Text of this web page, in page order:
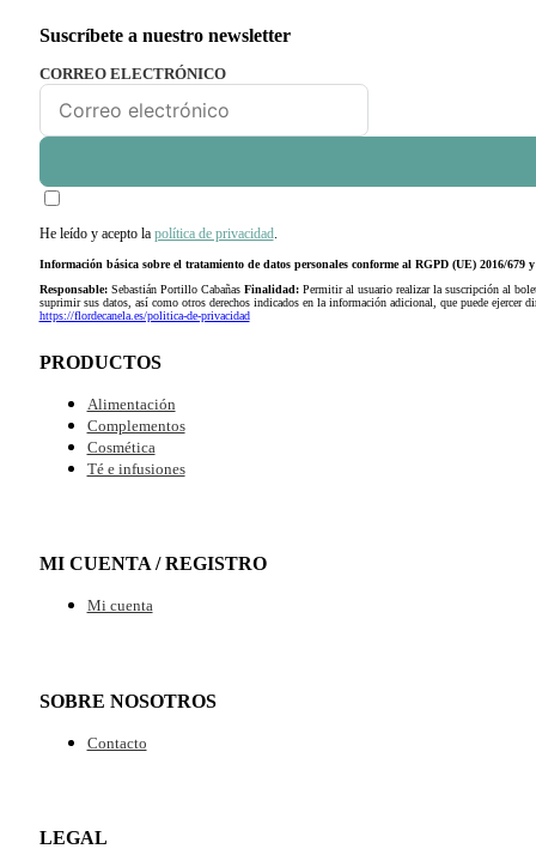
Suscríbete a nuestro newsletter
CORREO ELECTRÓNICO
He leído y acepto la política de privacidad.
Información básica sobre el tratamiento de datos personales conforme al RGPD (UE) 2016/679
Responsable:Sebastián Portillo Cabañas Finalidad:Permitir al usuario realizar la suscripción al
suprimir sus datos, así como otros derechos indicados en la información adicional, que puede
https://flordecanela.es/politica-de-privacidad
PRODUCTOS
Alimentación
Complementos
Cosmética
Té e infusiones
MI CUENTA / REGISTRO
Mi cuenta
SOBRE NOSOTROS
Contacto
LEGAL